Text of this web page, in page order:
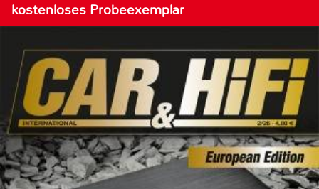
kostenloses Probeexemplar